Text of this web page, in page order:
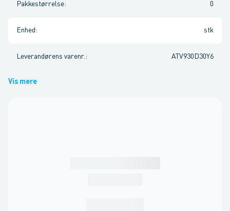
Pakkestørrelse: 0
Enhed : stk
Leverandørens varenr. : ATV930D30Y6
Vis mere